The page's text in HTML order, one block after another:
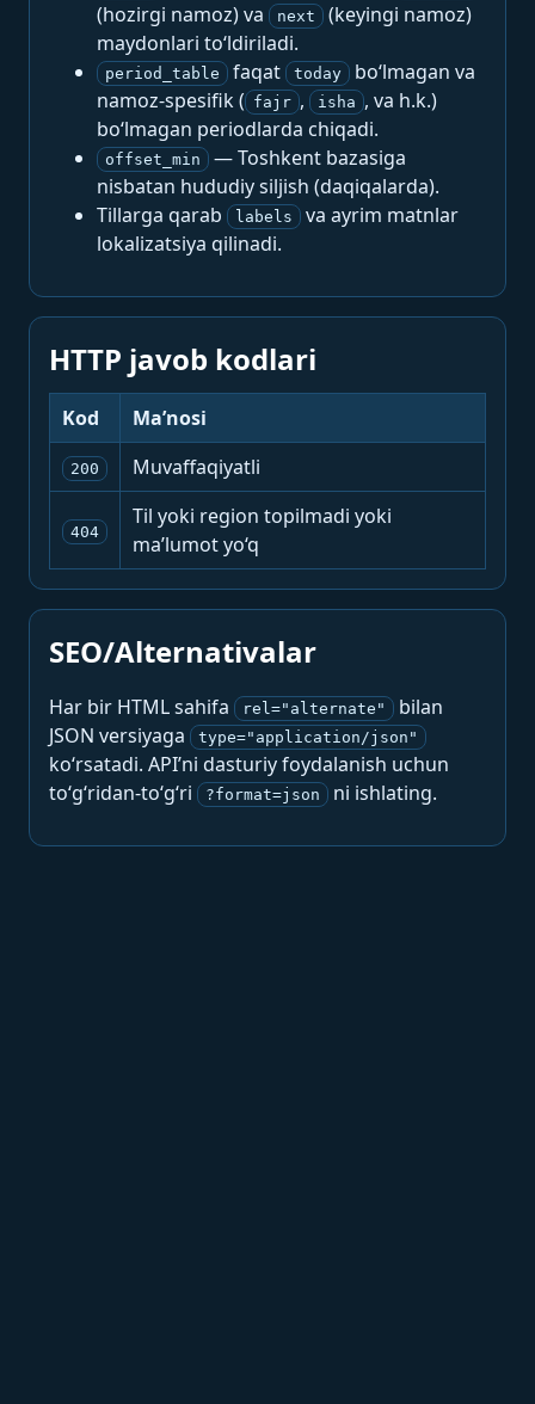
(hozirgi namoz) va next
(keyingi namoz)
maydonlari to‘ldiriladi.
period_table faqat today
bo‘lmagan va
namoz-spesifik ( fajr , isha , va h.k.)
bo‘lmagan periodlarda chiqadi.
offset_min
— Toshkent bazasiga
nisbatan hududiy siljish (daqiqalarda).
Tillarga qarab
labels
va ayrim matnlar
lokalizatsiya qilinadi.
HTTP javob kodlari
Kod Ma’nosi
200 Muvaffaqiyatli
404
Til yoki region topilmadi yoki
ma’lumot yo‘q
SEO/Alternativalar
Har bir HTML sahifa rel="alternate"
bilan
JSON versiyaga
type="application/json"
ko‘rsatadi. API’ni dasturiy foydalanish uchun
to‘g‘ridan-to‘g‘ri
?format=json ni ishlating.